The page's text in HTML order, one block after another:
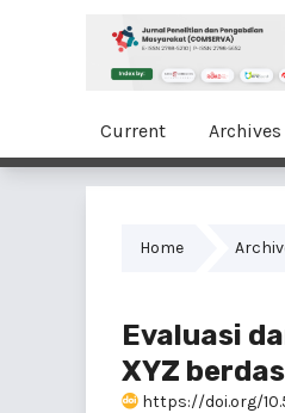
Current Archives
Home
Evaluasi
XYZ
https://doi.org/